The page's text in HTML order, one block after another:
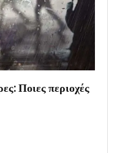
Ποιες περιοχές